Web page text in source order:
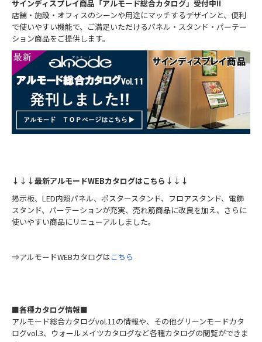
サインディスプレイ商品「アルモード総合カタログ」受付中!!
店舗・施設・オフィスのシーンや用途にマッチするデザインと、便利
で使いやすい機能で、ご満足いただけるパネル・スタンド・パーテー
ション商品をご提供します。
↓↓↓最新アルモードWEBカタログはこちら↓↓↓
掲示板、LED内照パネル、ポスタースタンド、フロアスタンド、電飾
スタンド、パーテーションが充実、売れ筋商品に改良を加え、さらに
使いやすい商品にリニューアルしました。
⇒アルモードWEBカタログはこちら
■各種カタログ情報■
アルモード総合カタログvol.11の情報や、その他グリーンモードカタ
ログvol.3、ウォールメイツカタログなど各種カタログの閲覧ができま